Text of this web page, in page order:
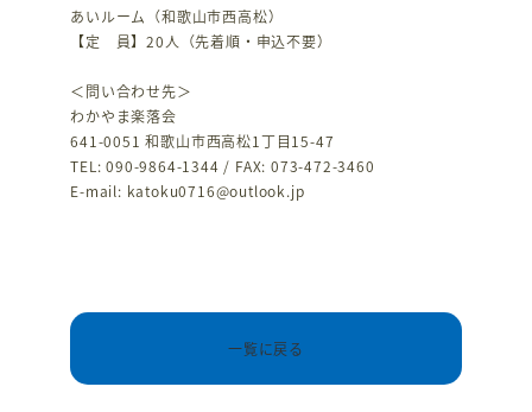
あいルーム（和歌山市西高松）
【定 員】20人（先着順・申込不要）
＜問い合わせ先＞
わかやま楽落会
641-0051 和歌山市西高松1丁目15-47
TEL: 090-9864-1344 / FAX: 073-472-3460
E-mail: katoku0716@outlook.jp
一覧に戻る